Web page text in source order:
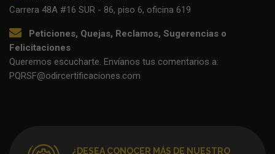
Carrera 48A #16 SUR - 86, piso 6, oficina 619
Peticiones, Quejas, Reclamos, Sugerencias o
Felicitaciones
Queremos escucharte. Envíanos tus comentarios a:
PQRSF@odircertificaciones.com
¿DESEA CONOCER MÁS DE NUESTRO